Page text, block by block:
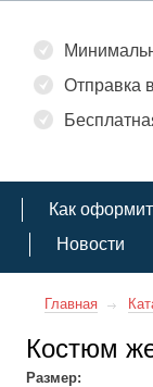
Отправка
Как
Новости
Главная
Костюм
Размер: